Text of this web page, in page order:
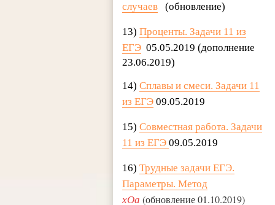
случаев (обновление)
13)Проценты. Задачи 11 из
ЕГЭ 05.05.2019 (дополнение
23.06.2019)
14)Сплавы и смеси. Задачи 11
из ЕГЭ 09.05.2019
15)Совместная работа. Задачи
11 из ЕГЭ09.05.2019
16)Трудные задачи ЕГЭ.
Параметры. Метод
xOa (обновление 01.10.2019)